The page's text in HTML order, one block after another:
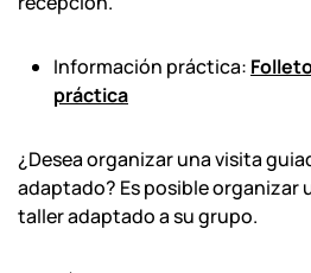
Información práctica:
práctica
¿Desea organizar una visita
adaptado? Es posible organizar
taller adaptado a su grupo.